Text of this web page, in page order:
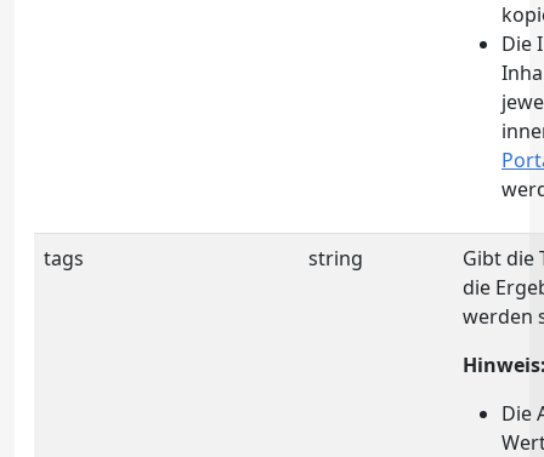
Die
tags string
Gibt die
die
werden
Die